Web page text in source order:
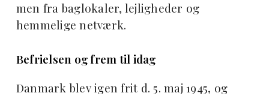
men fra baglokaler, lejligheder og
hemmelige netværk.
Befrielsen og frem til idag
Danmark blev igen frit d. 5. maj 1945, og